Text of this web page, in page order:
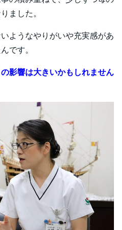
ました。
ようなやりがいや充実感があ
です。
影響は大きいかもしれません